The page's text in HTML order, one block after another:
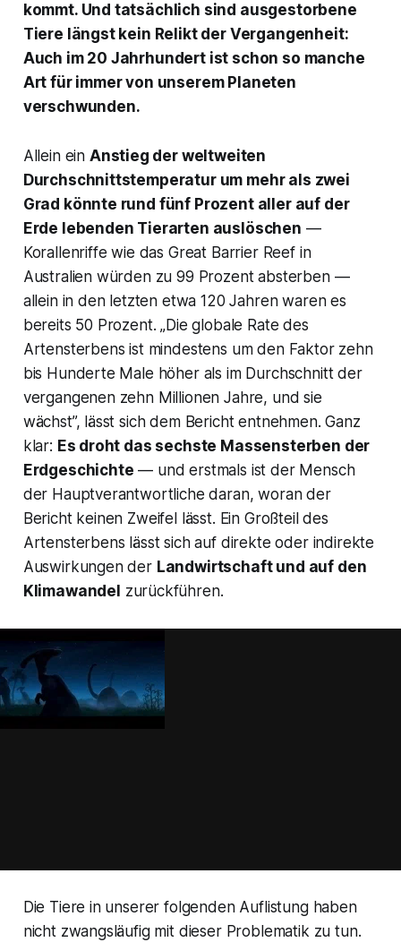
kommt. Und tatsächlich sind ausgestorbene
Tiere längst kein Relikt der Vergangenheit:
Auch im 20 Jahrhundert ist schon so manche
Art für immer von unserem Planeten
verschwunden.
Allein ein Anstieg der weltweiten
Durchschnittstemperatur um mehr als zwei
Grad könnte rund fünf Prozent aller auf der
Erde lebenden Tierarten auslöschen —
Korallenriffe wie das Great Barrier Reef in
Australien würden zu 99 Prozent absterben —
allein in den letzten etwa 120 Jahren waren es
bereits 50 Prozent. „Die globale Rate des
Artensterbens ist mindestens um den Faktor zehn
bis Hunderte Male höher als im Durchschnitt der
vergangenen zehn Millionen Jahre, und sie
wächst”, lässt sich dem Bericht entnehmen. Ganz
klar: Es droht das sechste Massensterben der
Erdgeschichte — und erstmals ist der Mensch
der Hauptverantwortliche daran, woran der
Bericht keinen Zweifel lässt. Ein Großteil des
Artensterbens lässt sich auf direkte oder indirekte
Auswirkungen der Landwirtschaft und auf den
Klimawandel zurückführen.
Die Tiere in unserer folgenden Auflistung haben
nicht zwangsläufig mit dieser Problematik zu tun.